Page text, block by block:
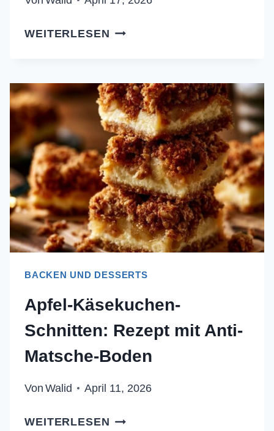
WEITERLESEN WARMER
MIT
WALNUSS-
KRUSTE:
DAS
KNUSPER-
REZEPT
BACKEN UND DESSERTS
Apfel-Käsekuchen-
Schnitten: Rezept mit Anti-
Matsche-Boden
Von Walid April 11, 2026
WEITERLESEN APFEL-